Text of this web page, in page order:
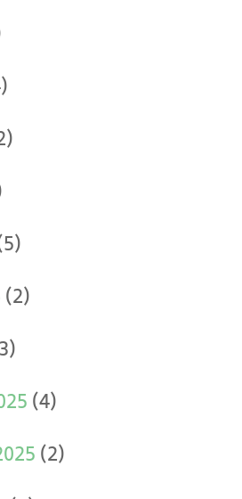
(2)
(4)
(2)